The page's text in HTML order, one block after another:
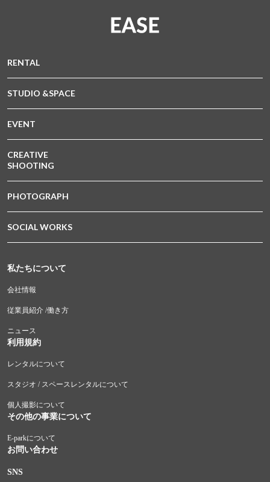
RENTAL
STUDIO &SPACE
EVENT
CREATIVE
SHOOTING
PHOTOGRAPH
SOCIAL WORKS
私たちについて
会社情報
従業員紹介 /働き方
ニュース
利用規約
レンタルについて
スタジオ / スペースレンタルについて
個人撮影について
その他の事業について
E-parkについて
お問い合わせ
SNS